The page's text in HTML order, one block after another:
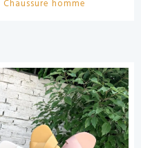
Chaussure homme